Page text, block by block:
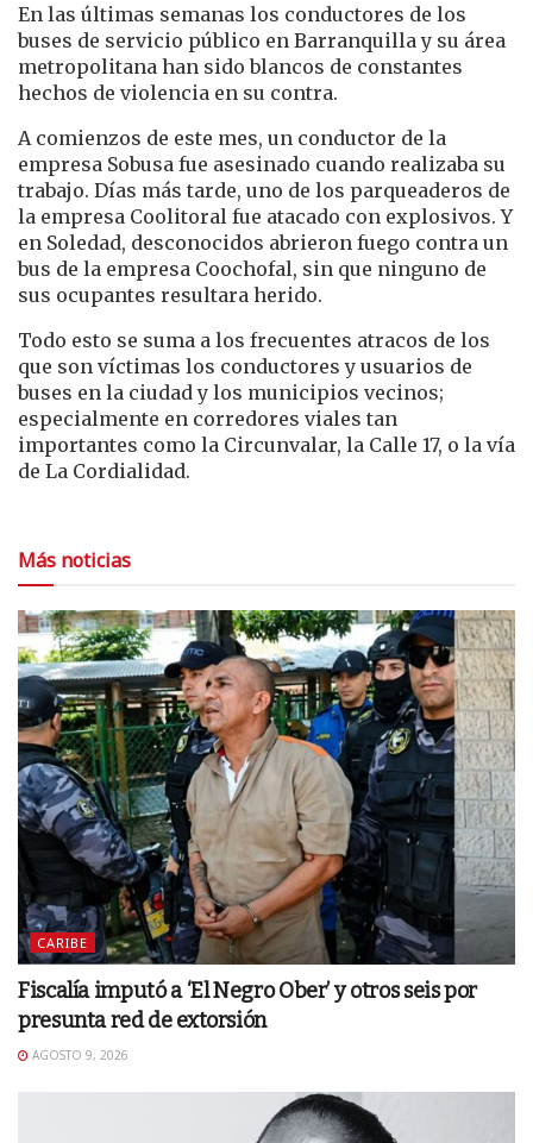
En las últimas semanas los conductores de los
buses de servicio público en Barranquilla y su área
metropolitana han sido blancos de constantes
hechos de violencia en su contra.
A comienzos de este mes, un conductor de la
empresa Sobusa fue asesinado cuando realizaba su
trabajo. Días más tarde, uno de los parqueaderos de
la empresa Coolitoral fue atacado con explosivos. Y
en Soledad, desconocidos abrieron fuego contra un
bus de la empresa Coochofal, sin que ninguno de
sus ocupantes resultara herido.
Todo esto se suma a los frecuentes atracos de los
que son víctimas los conductores y usuarios de
buses en la ciudad y los municipios vecinos;
especialmente en corredores viales tan
importantes como la Circunvalar, la Calle 17, o la vía
de La Cordialidad.
Más noticias
CARIBE
Fiscalía imputó a ‘El Negro Ober’ y otros seis por
presunta red de extorsión
AGOSTO 9, 2026